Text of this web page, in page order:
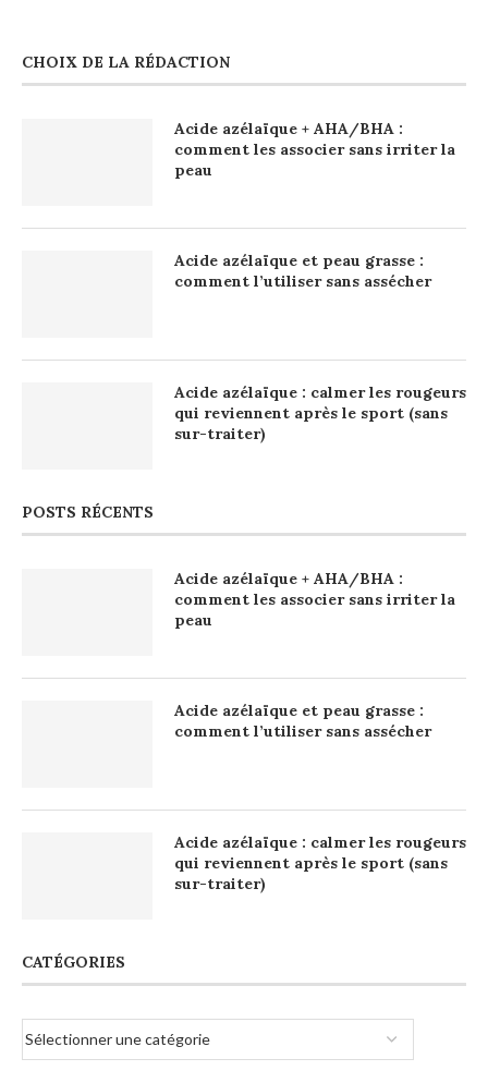
CHOIX DE LA RÉDACTION
Acide azélaïque + AHA/BHA :
comment les associer sans irriter la
peau
Acide azélaïque et peau grasse :
comment l’utiliser sans assécher
Acide azélaïque : calmer les rougeurs
qui reviennent après le sport (sans
sur-traiter)
POSTS RÉCENTS
Acide azélaïque + AHA/BHA :
comment les associer sans irriter la
peau
Acide azélaïque et peau grasse :
comment l’utiliser sans assécher
Acide azélaïque : calmer les rougeurs
qui reviennent après le sport (sans
sur-traiter)
CATÉGORIES